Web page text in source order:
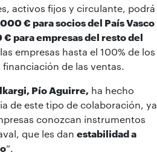
activos fijos y circulante, podrá
€ para socios del País Vasco
para empresas del resto del
las empresas hasta el 100% de los
de las ventas.
Pío Aguirre, ha hecho
de este tipo de colaboración, ya
conozcan instrumentos
que les dan estabilidad a
”.